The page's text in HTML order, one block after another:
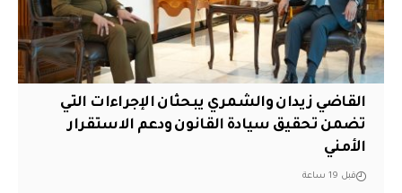
القاضي زيدان والشمري يبحثان الإجراءات التي
تضمن تحقيق سيادة القانون ودعم الاستقرار
الأمني
قبل 19 ساعة